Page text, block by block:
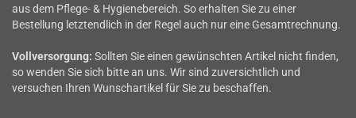
aus dem Pflege- & Hygienebereich. So erhalten Sie zu einer
Bestellung letztendlich in der Regel auch nur eine Gesamtrechnung.
Vollversorgung: Sollten Sie einen gewünschten Artikel nicht finden,
so wenden Sie sich bitte an uns. Wir sind zuversichtlich und
versuchen Ihren Wunschartikel für Sie zu beschaffen.